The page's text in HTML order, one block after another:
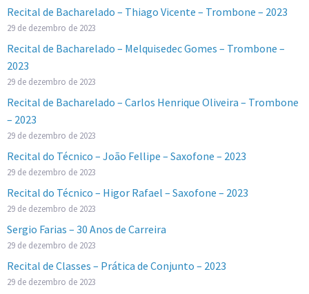
Recital de Bacharelado – Thiago Vicente – Trombone – 2023
29 de dezembro de 2023
Recital de Bacharelado – Melquisedec Gomes – Trombone –
2023
29 de dezembro de 2023
Recital de Bacharelado – Carlos Henrique Oliveira – Trombone
– 2023
29 de dezembro de 2023
Recital do Técnico – João Fellipe – Saxofone – 2023
29 de dezembro de 2023
Recital do Técnico – Higor Rafael – Saxofone – 2023
29 de dezembro de 2023
Sergio Farias – 30 Anos de Carreira
29 de dezembro de 2023
Recital de Classes – Prática de Conjunto – 2023
29 de dezembro de 2023